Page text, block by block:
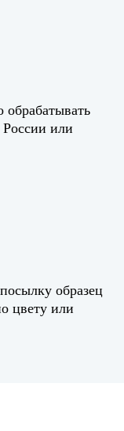
или
образец
цвету или